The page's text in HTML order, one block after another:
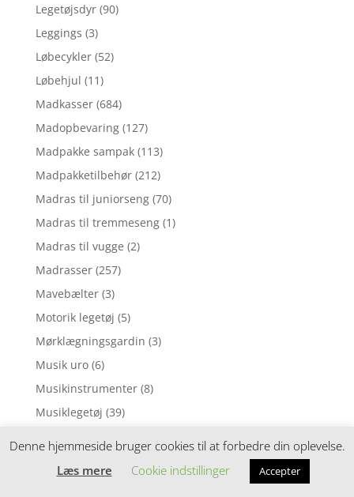
Legetøjsdyr (90)
Leggings (3)
Løbecykler (52)
Løbehjul (11)
Madkasser (684)
Madopbevaring (127)
Madpakke sampak (113)
Madpakketilbehør (212)
Madras til juniorseng (70)
Madras til tremmeseng (1)
Madras til vugge (2)
Madrasser (257)
Mavebælter (3)
Motorik legetøj (5)
Mørklægningsgardin (3)
Musik uro (6)
Musikinstrumenter (8)
Musiklegetøj (39)
Denne hjemmeside bruger cookies til at forbedre din oplevelse.
Læs mere
Cookie indstillinger Accepter